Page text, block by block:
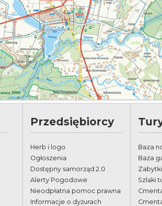
Przedsiębiorcy
Herb i logo
Ogłoszenia
Dostępny samorząd 2.0
Alerty Pogodowe
Nieodpłatna pomoc prawna
Informacje o dyżurach
Baza
Baza
Zabytki
Szlaki